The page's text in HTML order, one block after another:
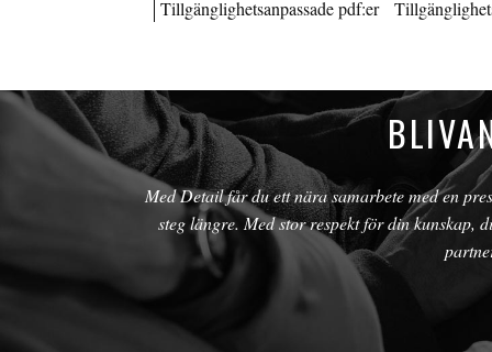
Tillgänglighetsanpassade pdf:er
Med Detail får du ett nära samarbete med en
steg längre. Med stor respekt för din kunskap,